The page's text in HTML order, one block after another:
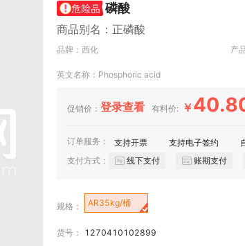
磷酸
商品别名：正磷酸
品牌：西化 产
英文名称：Phosphoric acid
促销价： 登录查看 有料价: ￥
订单服务： 支持开票 支持电子签约
支付方式：
线下支付 账期支付
规格： AR35kg/桶
货号：
1270410102899